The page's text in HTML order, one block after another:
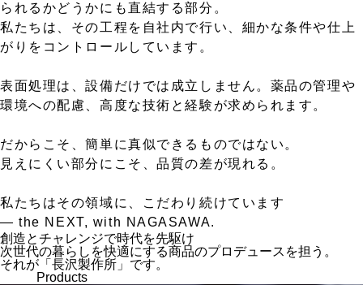
られるかどうかにも直結する部分。
私たちは、その工程を自社内で行い、細かな条件や仕上
がりをコントロールしています。
表面処理は、設備だけでは成立しません。薬品の管理や
環境への配慮、高度な技術と経験が求められます。
だからこそ、簡単に真似できるものではない。
見えにくい部分にこそ、品質の差が現れる。
私たちはその領域に、こだわり続けています
— the NEXT, with NAGASAWA.
創造とチャレンジで時代を先駆け
次世代の暮らしを快適にする商品のプロデュースを担う。
それが「長沢製作所」です。
Products